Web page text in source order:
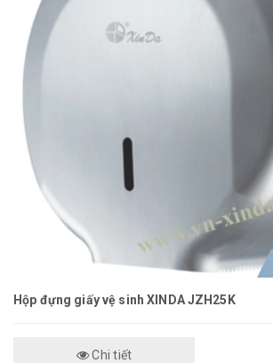
Hộp đựng giấy vệ sinh XINDA JZH25K
Chi tiết